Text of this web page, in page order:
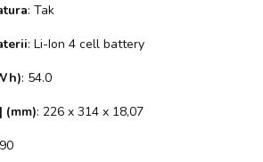
: Tak
: Li-Ion 4 cell battery
: 54.0
(mm): 226 x 314 x 18,07